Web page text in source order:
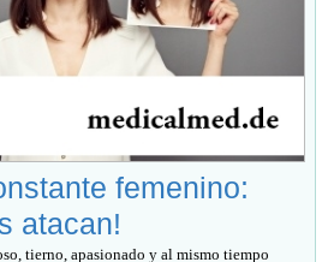
femenino:
atacan!
tierno, apasionado y al mismo tiempo